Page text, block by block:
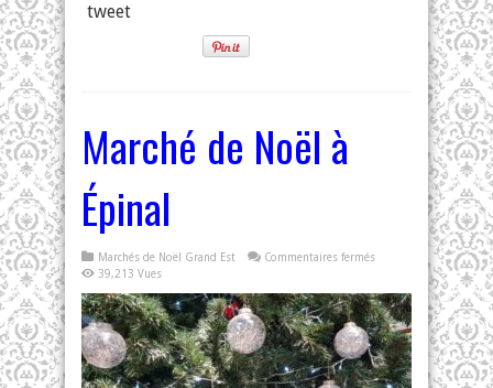
tweet
Marché de Noël à
Épinal
Marchés de Noël Grand Est Commentaires fermés
Noël
à
Épinal
39,213 Vues